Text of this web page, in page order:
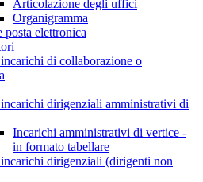
Articolazione degli uffici
Organigramma
posta elettronica
di collaborazione o
dirigenziali amministrativi di
Incarichi amministrativi di vertice -
in formato tabellare
dirigenziali (dirigenti non